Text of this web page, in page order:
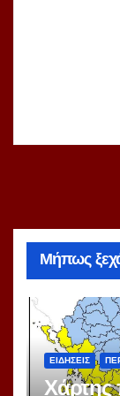
Μήπως
ΕΙΔΗΣΕΙΣ
Χάρτης